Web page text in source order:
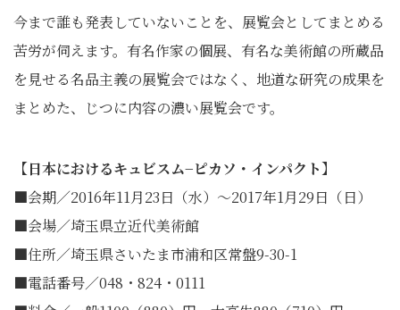
今まで誰も発表していないことを、展覧会としてまとめる
苦労が伺えます。有名作家の個展、有名な美術館の所蔵品
を見せる名品主義の展覧会ではなく、地道な研究の成果を
まとめた、じつに内容の濃い展覧会です。
【日本におけるキュビスム−ピカソ・インパクト】
■会期／2016年11月23日（水）～2017年1月29日（日）
■会場／埼玉県立近代美術館
■住所／埼玉県さいたま市浦和区常盤9-30-1
■電話番号／048・824・0111